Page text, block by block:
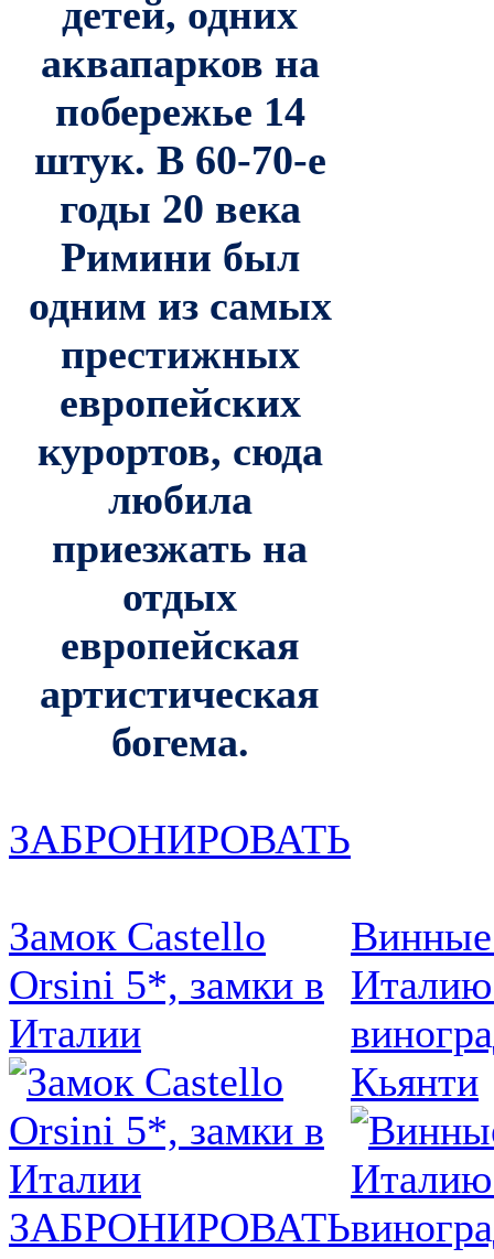
детей, одних
аквапарков на
побережье 14
штук. В 60-70-е
годы 20 века
Римини был
одним из самых
престижных
европейских
курортов, сюда
любила
приезжать на
отдых
европейская
артистическая
богема.
ЗАБРОНИРОВАТЬ
Замок Castello
Orsini 5*, замки в
Италии
ЗАБРОНИРОВАТЬ
Кьянти